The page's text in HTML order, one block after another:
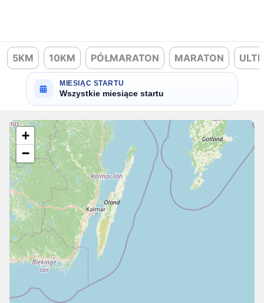
MIESIĄC STARTU
Wszystkie miesiące startu
5KM 10KM PÓŁMARATON MARATON
+
−